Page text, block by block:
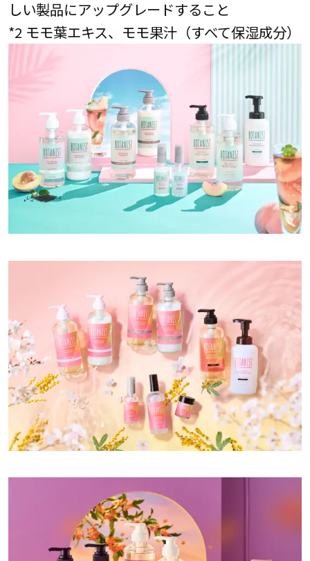
しい製品にアップグレードすること
*2 モモ葉エキス、モモ果汁（すべて保湿成分）